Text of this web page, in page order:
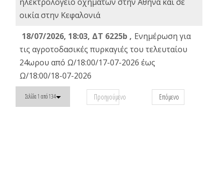
οικία στην Κεφαλονιά
18/07/2026, 18:03, ΔΤ 6225b , Ενημέρωση για
τις αγροτοδασικές πυρκαγιές του τελευταίου
24ωρου από Ω/18:00/17-07-2026 έως
Ω/18:00/18-07-2026
Σελίδα 1 από 134 Προηγούμενο Επόμενο